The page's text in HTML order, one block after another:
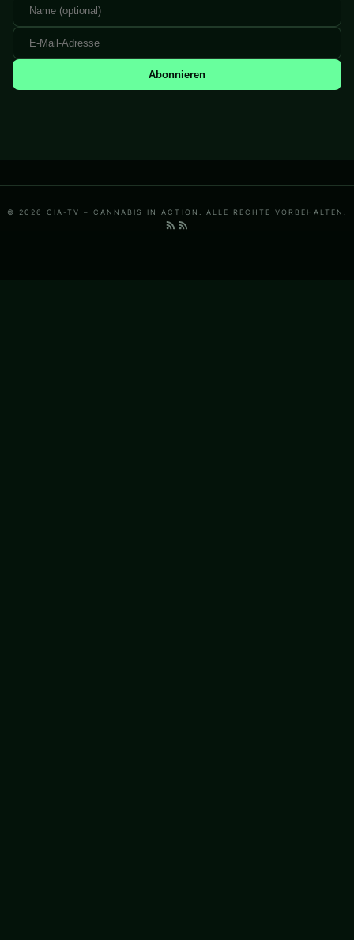
Abonnieren
© 2026 CIA-TV – CANNABIS IN ACTION. ALLE RECHTE VORBEHALTEN.